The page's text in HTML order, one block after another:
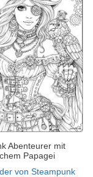
Abenteurer mit
Papagei
von Steampunk